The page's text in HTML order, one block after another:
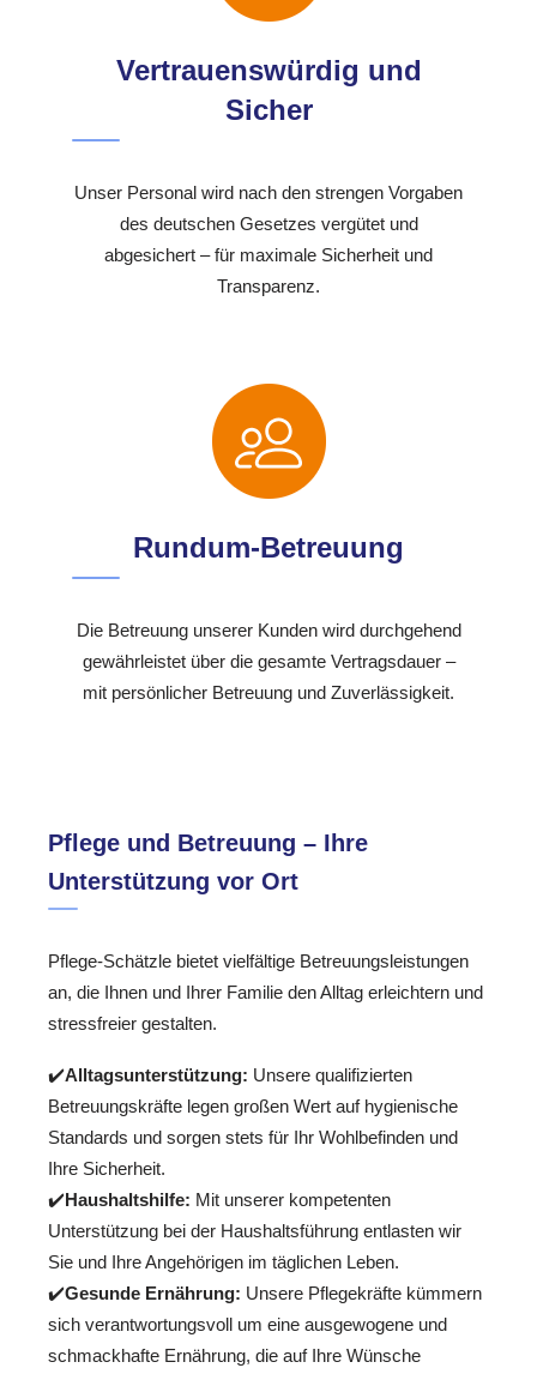
Vertrauenswürdig und
Sicher
Unser Personal wird nach den strengen Vorgaben
des deutschen Gesetzes vergütet und
abgesichert – für maximale Sicherheit und
Transparenz.
Rundum-Betreuung
Die Betreuung unserer Kunden wird durchgehend
gewährleistet über die gesamte Vertragsdauer –
mit persönlicher Betreuung und Zuverlässigkeit.
Pflege und Betreuung – Ihre
Unterstützung vor Ort
Pflege-Schätzle bietet vielfältige Betreuungsleistungen
an, die Ihnen und Ihrer Familie den Alltag erleichtern und
stressfreier gestalten.
✔️Alltagsunterstützung: Unsere qualifizierten
Betreuungskräfte legen großen Wert auf hygienische
Standards und sorgen stets für Ihr Wohlbefinden und
Ihre Sicherheit.
✔️Haushaltshilfe: Mit unserer kompetenten
Unterstützung bei der Haushaltsführung entlasten wir
Sie und Ihre Angehörigen im täglichen Leben.
✔️Gesunde Ernährung: Unsere Pflegekräfte kümmern
sich verantwortungsvoll um eine ausgewogene und
schmackhafte Ernährung, die auf Ihre Wünsche